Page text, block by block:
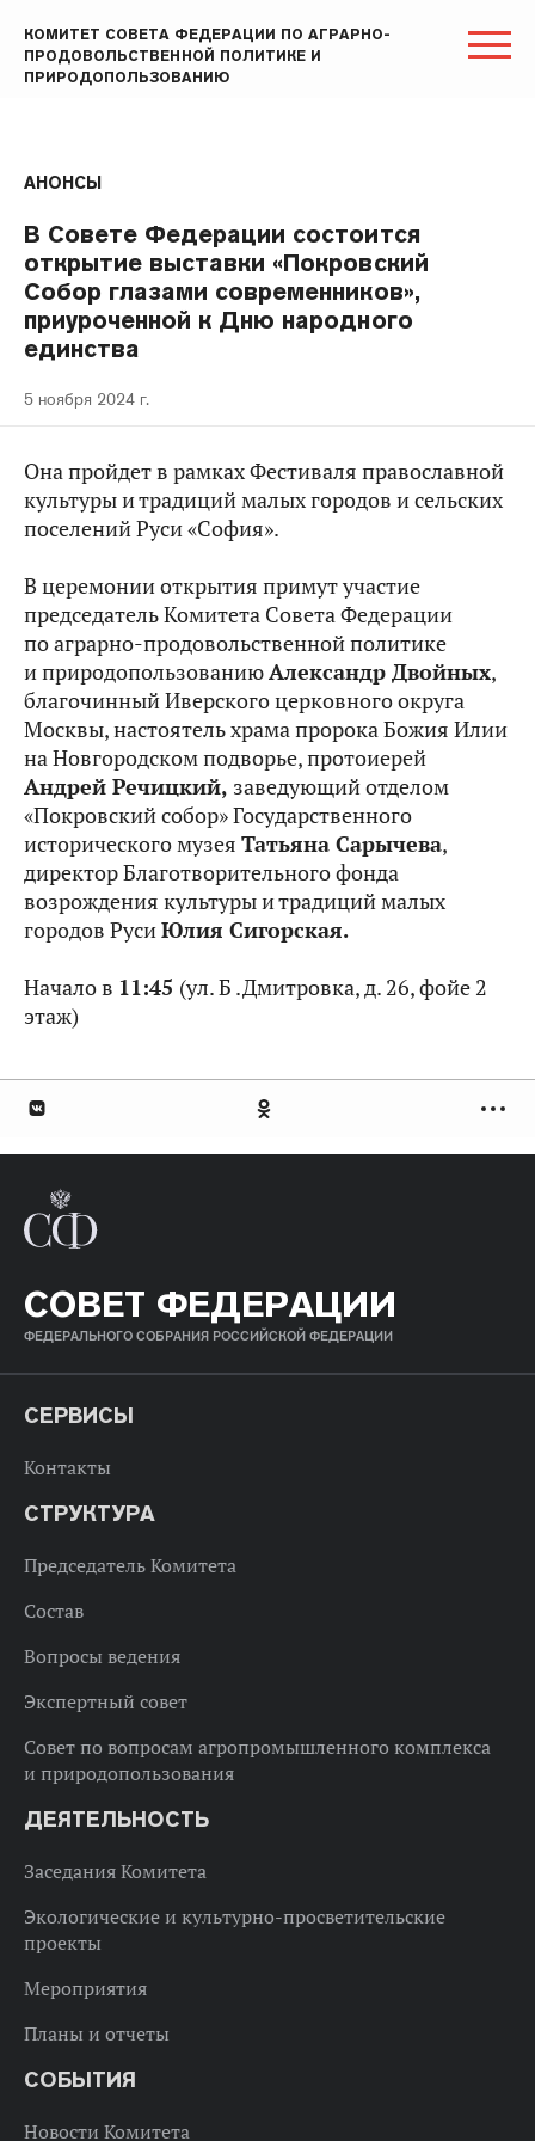
КОМИТЕТ СОВЕТА ФЕДЕРАЦИИ ПО АГРАРНО-
ПРОДОВОЛЬСТВЕННОЙ ПОЛИТИКЕ И
ПРИРОДОПОЛЬЗОВАНИЮ
АНОНСЫ
В Совете Федерации состоится
открытие выставки «Покровский
Собор глазами современников»,
приуроченной к Дню народного
единства
5 ноября 2024 г.
Она пройдет в рамках Фестиваля православной
культуры и традиций малых городов и сельских
поселений Руси «София».
В церемонии открытия примут участие
председатель Комитета Совета Федерации
по аграрно-продовольственной политике
и природопользованиюАлександр Двойных,
благочинный Иверского церковного округа
Москвы, настоятель храма пророка Божия Илии
на Новгородском подворье, протоиерей
Андрей Речицкий, заведующий отделом
«Покровский собор» Государственного
исторического музея Татьяна Сарычева,
директор Благотворительного фонда
возрождения культуры и традиций малых
городов РусиЮлия Сигорская.
Начало в 11:45 (ул. Б .Дмитровка, д. 26, фойе 2
этаж)
СОВЕТ ФЕДЕРАЦИИ
ФЕДЕРАЛЬНОГО СОБРАНИЯ РОССИЙСКОЙ ФЕДЕРАЦИИ
СЕРВИСЫ
Контакты
СТРУКТУРА
Председатель Комитета
Состав
Вопросы ведения
Экспертный совет
Совет по вопросам агропромышленного комплекса
и природопользования
ДЕЯТЕЛЬНОСТЬ
Заседания Комитета
Экологические и культурно-просветительские
проекты
Мероприятия
Планы и отчеты
СОБЫТИЯ
Новости Комитета